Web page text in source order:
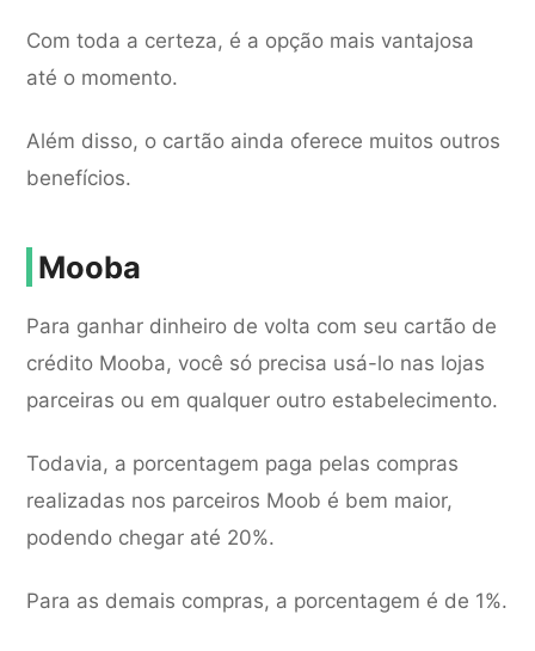
Com toda a certeza, é a opção mais vantajosa
até o momento.
Além disso, o cartão ainda oferece muitos outros
benefícios.
Mooba
Para ganhar dinheiro de volta com seu cartão de
crédito Mooba, você só precisa usá-lo nas lojas
parceiras ou em qualquer outro estabelecimento.
Todavia, a porcentagem paga pelas compras
realizadas nos parceiros Moob é bem maior,
podendo chegar até 20%.
Para as demais compras, a porcentagem é de 1%.